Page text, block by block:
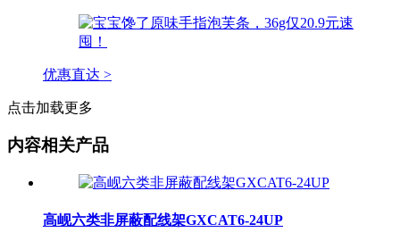
优惠直达 >
点击加载更多
内容相关产品
高岘六类非屏蔽配线架GXCAT6-24UP